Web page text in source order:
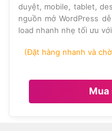
duyệt, mobile, tablet,
nguồn mở WordPress
load nhanh nhẹ tối ưu
(Đặt hàng nhanh và
Mua